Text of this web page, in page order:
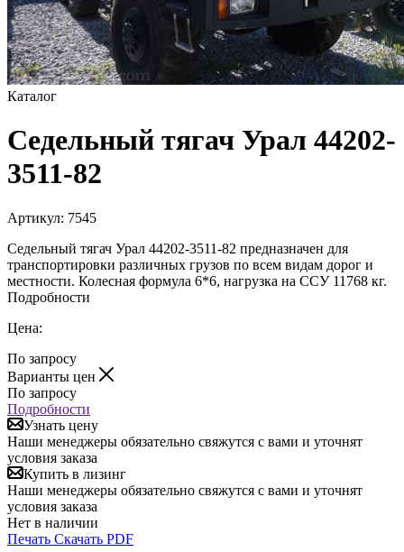
Каталог
Седельный тягач Урал 44202-
3511-82
Артикул: 7545
Седельный тягач Урал 44202-3511-82 предназначен для
транспортировки различных грузов по всем видам дорог и
местности. Колесная формула 6*6, нагрузка на ССУ 11768 кг.
Подробности
Цена:
По запросу
Варианты цен
По запросу
Подробности
Узнать цену
Наши менеджеры обязательно свяжутся с вами и уточнят
условия заказа
Купить в лизинг
Наши менеджеры обязательно свяжутся с вами и уточнят
условия заказа
Нет в наличии
Печать Скачать PDF